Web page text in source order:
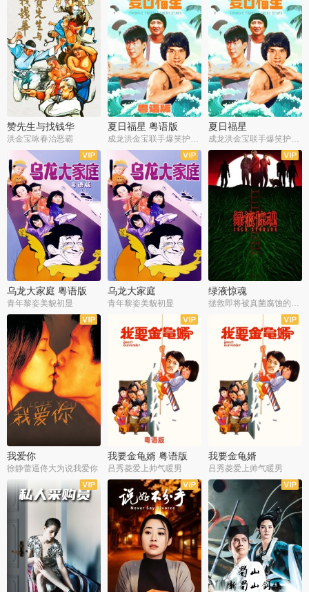
赞先生与找钱华
洪金宝咏春治恶霸
夏日福星 粤语版
成龙洪金宝联手爆笑护美女
夏日福星
成龙洪金宝联手爆笑护美女
乌龙大家庭 粤语版
青年黎姿美貌初显
乌龙大家庭
青年黎姿美貌初显
绿液惊魂
拯救即将被真菌腐蚀的世界
我爱你
徐静蕾逼佟大为说我爱你
我要金龟婿 粤语版
吕秀菱爱上帅气暖男
我要金龟婿
吕秀菱爱上帅气暖男